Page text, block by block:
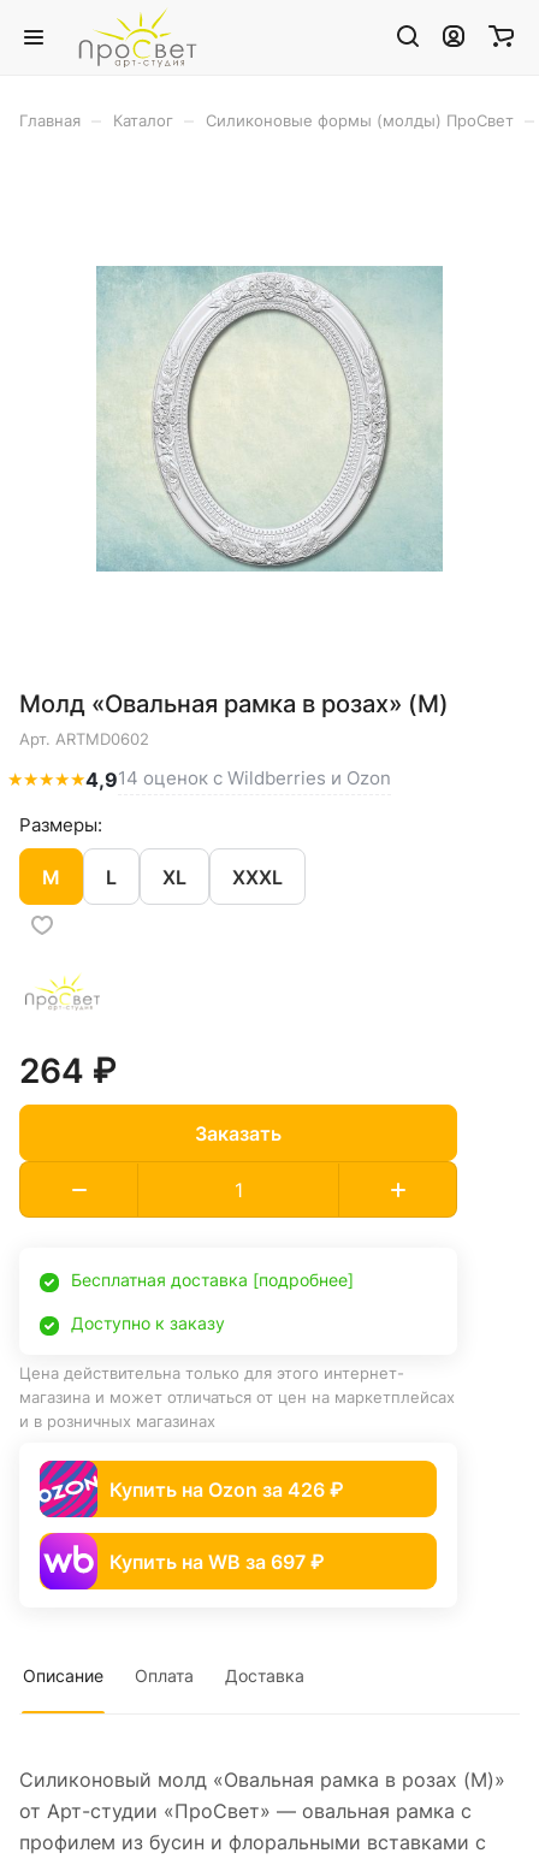
Главная Каталог Силиконовые формы (молды) ПроСвет
Молд «Овальная рамка в розах» (M)
Арт. ARTMD0602
★★★★★4,914 оценок с Wildberries и Ozon
Размеры:
M L XL XXXL
264 ₽
Заказать
Бесплатная доставка [подробнее]
Доступно к заказу
Цена действительна только для этого интернет-
магазина и может отличаться от цен на маркетплейсах
и в розничных магазинах
Купить на Ozon за 426 ₽
Купить на WB за 697 ₽
Описание Оплата Доставка
Силиконовый молд «Овальная рамка в розах (M)»
от Арт-студии «ПроСвет» — овальная рамка с
профилем из бусин и флоральными вставками с